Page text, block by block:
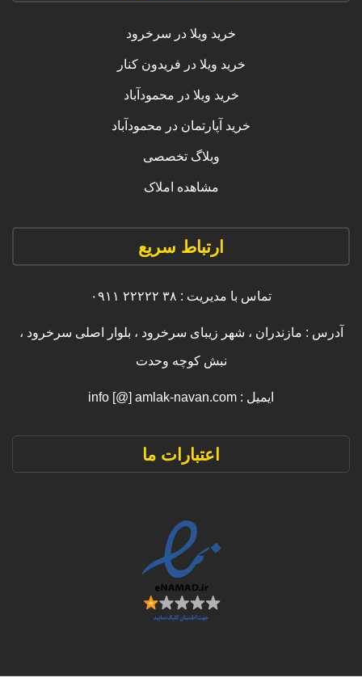
خرید ویلا در سرخرود
خرید ویلا در فریدون کنار
خرید ویلا در محمودآباد
خرید آپارتمان در محمودآباد
وبلاگ تخصصی
مشاهده املاک
ارتباط سریع
تماس با مدیریت : ۳۸ ۲۲۲۲۲ ۰۹۱۱
آدرس : مازندران ، شهر زیبای سرخرود ، بلوار اصلی سرخرود ،
نبش کوچه وحدت
ایمیل : info [@] amlak-navan.com
اعتبارات ما